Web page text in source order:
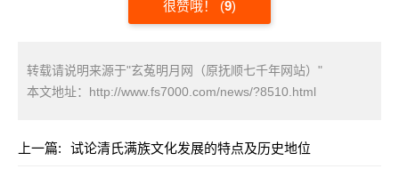
很赞哦！ (9)
转载请说明来源于"玄菟明月网（原抚顺七千年网站）"
本文地址： http://www.fs7000.com/news/?8510.html
上一篇: 试论清氏满族文化发展的特点及历史地位